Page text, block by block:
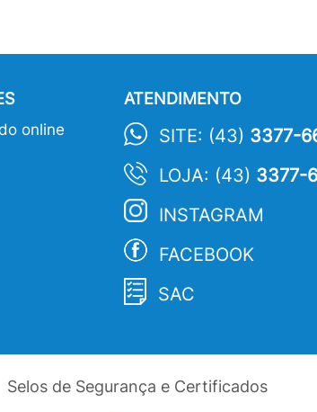
online
ATENDIMENTO
SITE: (43) 3377-
LOJA: (43) 3377-
INSTAGRAM
FACEBOOK
SAC
Selos de Segurança e Certificados